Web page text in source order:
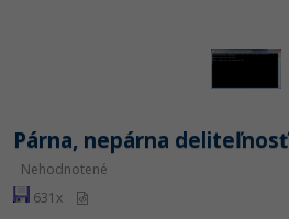
Párna, nepárna deliteľnosť
Nehodnotené
631x